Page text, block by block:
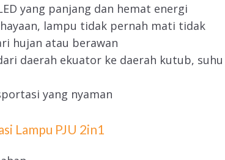
yang panjang dan hemat energi
lampu tidak pernah mati tidak
hujan atau berawan
daerah ekuator ke daerah kutub, suhu
yang nyaman
Lampu PJU 2in1